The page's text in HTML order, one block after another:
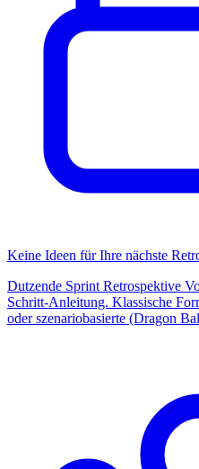
Keine Ideen für Ihre nächste
Dutzende Sprint Retrospektive
Schritt-Anleitung. Klassische
oder szenariobasierte (Dragon